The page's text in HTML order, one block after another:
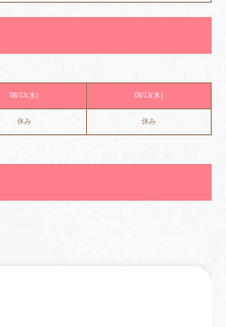
08/12(水) 08/13(木)
休み 休み